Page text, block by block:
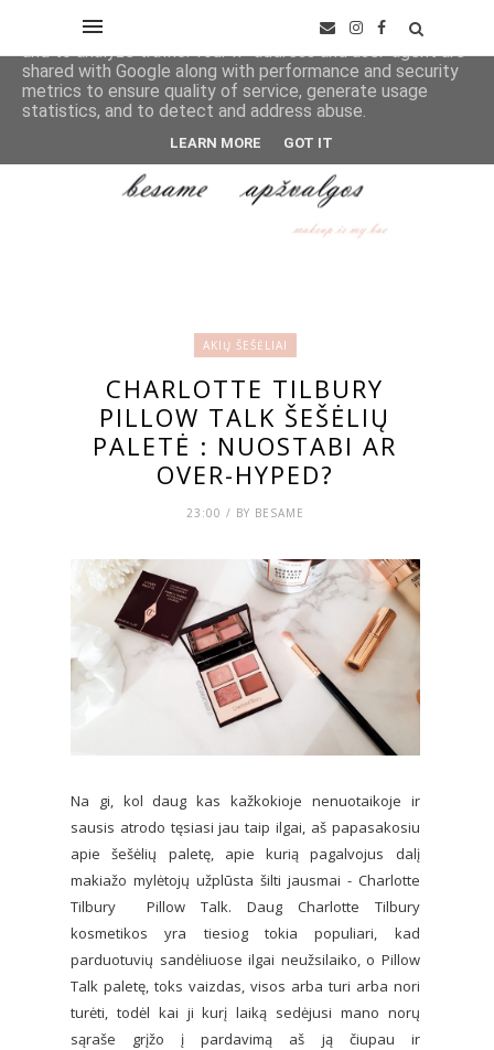
AKIŲ ŠEŠĖLIAI
CHARLOTTE TILBURY
PILLOW TALK ŠEŠĖLIŲ
PALETĖ : NUOSTABI AR
OVER-HYPED?
23:00 / BY BESAME
Na gi, kol daug kas kažkokioje nenuotaikoje ir
sausis atrodo tęsiasi jau taip ilgai, aš papasakosiu
apie šešėlių paletę, apie kurią pagalvojus dalį
makiažo mylėtojų užplūsta šilti jausmai - Charlotte
Tilbury Pillow Talk. Daug Charlotte Tilbury
kosmetikos yra tiesiog tokia populiari, kad
parduotuvių sandėliuose ilgai neužsilaiko, o Pillow
Talk paletę, toks vaizdas, visos arba turi arba nori
turėti, todėl kai ji kurį laiką sedėjusi mano norų
sąraše grįžo į pardavimą aš ją čiupau ir
This site uses cookies from Google to deliver its services
and to analyze traffic. Your IP address and user-agent are
shared with Google along with performance and security
metrics to ensure quality of service, generate usage
statistics, and to detect and address abuse.
LEARN MORE GOT IT